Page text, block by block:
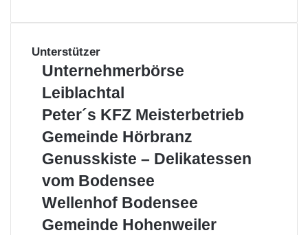
Unterstützer
Unternehmerbörse
Unternehmerbörse
Leiblachtal
Peter
KFZ
Meisterbetrieb
Peter´s KFZ Meisterbetrieb
Gemeinde
Gemeinde Hörbranz
Genusskiste
Delikatessen
vom
Genusskiste – Delikatessen
vom Bodensee
Wellenhof
Wellenhof Bodensee
Gemeinde
Gemeinde Hohenweiler